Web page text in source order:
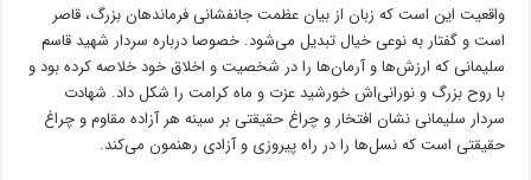
واقعیت این است که زبان از بیان عظمت جانفشانی فرماندهان بزرگ، قاصر
است و گفتار به نوعی خیال تبدیل می‌شود. خصوصا درباره سردار شهید قاسم
سلیمانی که ارزش‌ها و آرمان‌ها را در شخصیت و اخلاق خود خلاصه کرده بود و
با روح بزرگ و نورانی‌اش خورشید عزت و ماه کرامت را شکل داد. شهادت
سردار سلیمانی نشان افتخار و چراغ حقیقتی بر سینه هر آزاده مقاوم و چراغ
حقیقتی است که نسل‌ها را در راه پیروزی و آزادی رهنمون می‌کند.